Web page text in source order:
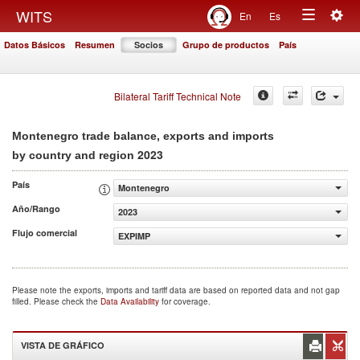
WITS En Es
Toggle
Datos Básicos Resumen Socios Grupo de productos País
Bilateral Tariff Technical Note
Montenegro trade balance, exports and imports
by country and region 2023
País
Montenegro
Año/Rango
2023
Flujo comercial
EXPIMP
Please note the exports, imports and tariff data are based on reported data and not gap
filled. Please check the Data Availability for coverage.
VISTA DE GRÁFICO